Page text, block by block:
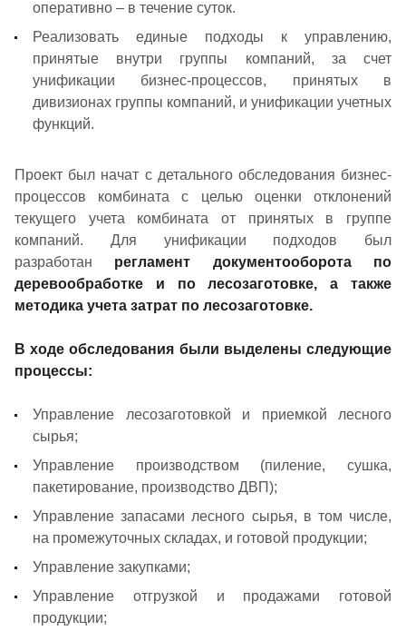
оперативно – в течение суток.
Реализовать единые подходы к управлению,
принятые внутри группы компаний, за счет
унификации бизнес-процессов, принятых в
дивизионах группы компаний, и унификации учетных
функций.
Проект был начат с детального обследования бизнес-
процессов комбината с целью оценки отклонений
текущего учета комбината от принятых в группе
компаний. Для унификации подходов был
разработан регламент документооборота по
деревообработке и по лесозаготовке, а также
методика учета затрат по лесозаготовке.
В ходе обследования были выделены следующие
процессы:
Управление лесозаготовкой и приемкой лесного
сырья;
Управление производством (пиление, сушка,
пакетирование, производство ДВП);
Управление запасами лесного сырья, в том числе,
на промежуточных складах, и готовой продукции;
Управление закупками;
Управление отгрузкой и продажами готовой
продукции;